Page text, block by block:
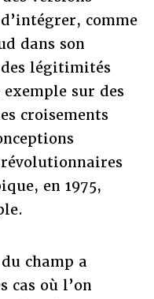
comme
dans son
légitimités
sur des
croisements
en 1975,
champ a
cas où l’on